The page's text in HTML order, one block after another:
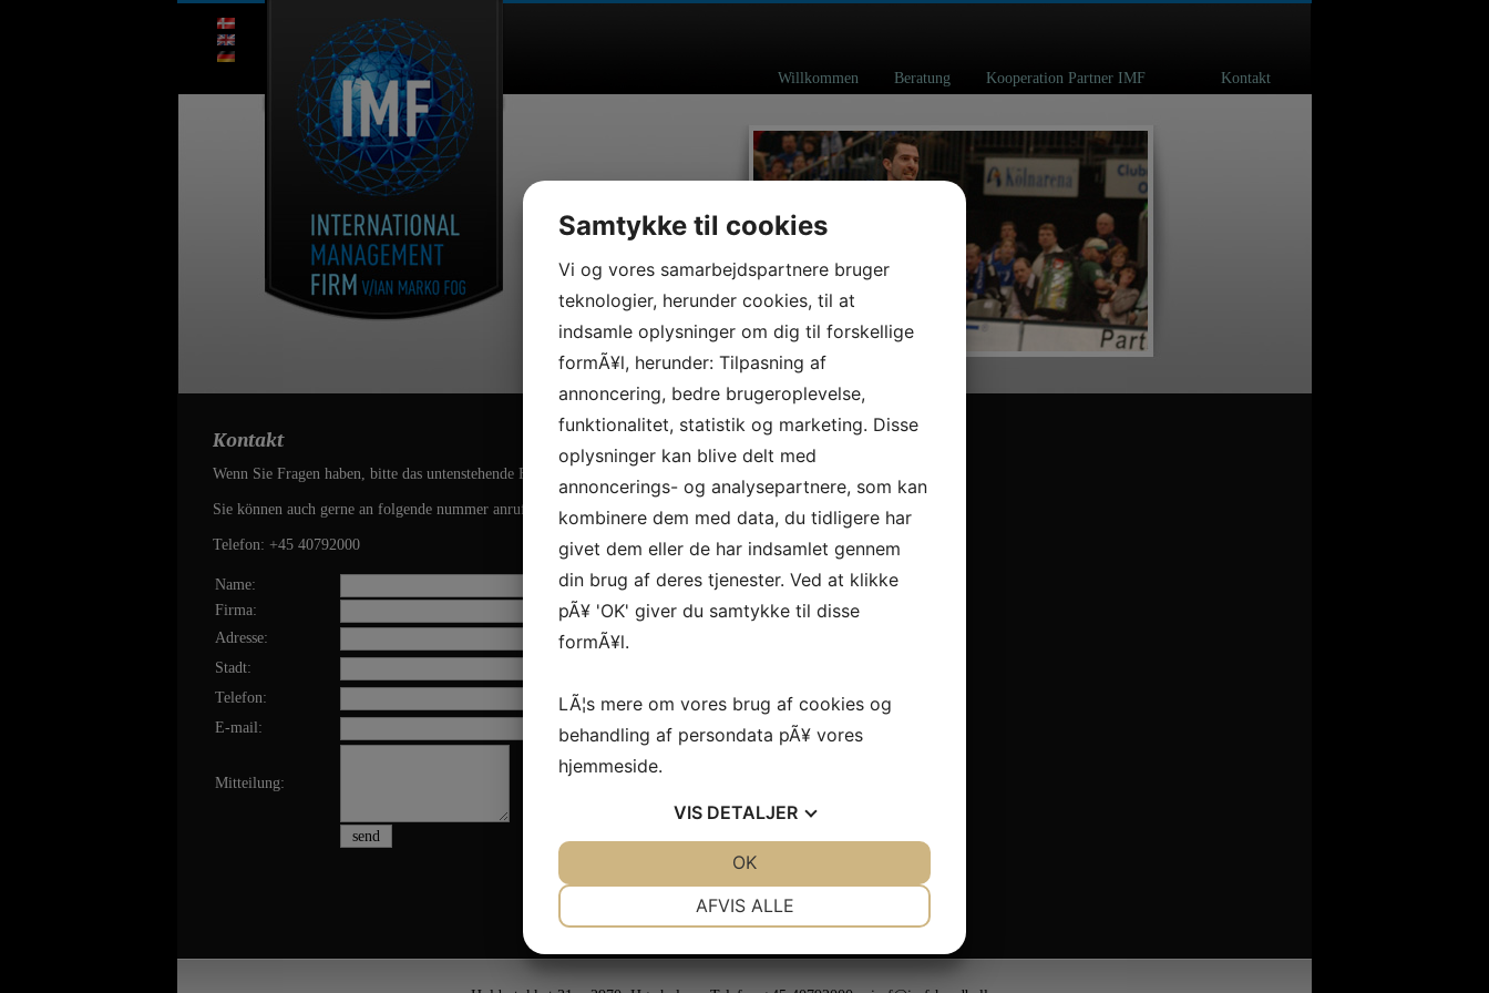
Willkommen Beratung Kooperation Partner IMF Kontakt
Kontakt
Wenn Sie Fragen haben, bitte das untenstehende Formular nutzen und ich werde mir bald wieder melden.
Sie können auch gerne an folgende nummer anrufen.
Telefon: +45 40792000
Name:
Firma:
Adresse:
Stadt:
Telefon:
E-mail:
Mitteilung:
Samtykke til cookies
Vi og vores samarbejdspartnere bruger
teknologier, herunder cookies, til at
indsamle oplysninger om dig til forskellige
formÃ¥l, herunder: Tilpasning af
annoncering, bedre brugeroplevelse,
funktionalitet, statistik og marketing. Disse
oplysninger kan blive delt med
annoncerings- og analysepartnere, som kan
kombinere dem med data, du tidligere har
givet dem eller de har indsamlet gennem
din brug af deres tjenester. Ved at klikke
pÃ¥ 'OK' giver du samtykke til disse
formÃ¥l.
LÃ¦s mere om vores brug af cookies og
behandling af persondata pÃ¥ vores
hjemmeside.
VIS DETALJER
AFVIS ALLE
OK